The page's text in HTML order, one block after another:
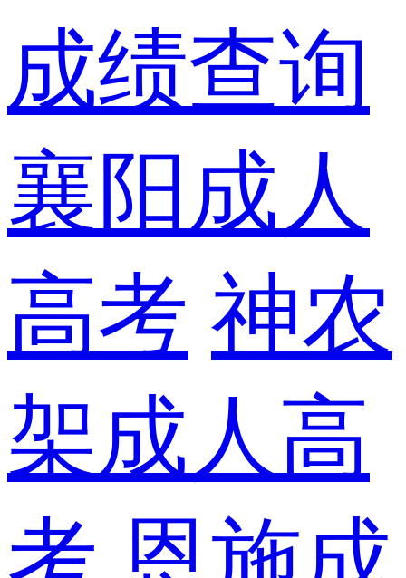
成绩查询
襄阳成人
高考 神农
架成人高